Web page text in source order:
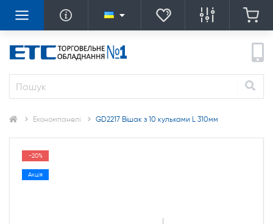
Економпанелі GD2217 Вішак з 10 кульками L 310мм
-20%
Акція